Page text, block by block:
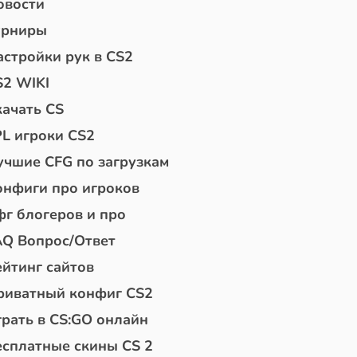
рук в CS2
WIKI
CS
игроки CS2
CFG по загрузкам
про игроков
блогеров и про
Вопрос/Ответ
сайтов
конфиг CS2
в CS:GO онлайн
скины CS 2